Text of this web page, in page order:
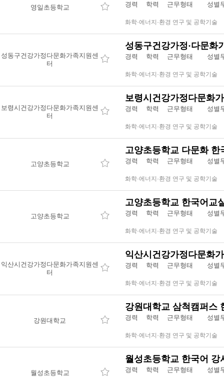
영일초등학교 경력 학력 근무형태 성별
화학·에너지·환경 연구 및 공학기술
성동구건강가정다문화가족지원센
터
성동구건강가정·다문
경력 학력 근무형태 성별
화학·에너지·환경 연구 및 공학기술
보령시건강가정다문화가족지원센
터
보령시건강가정다문화
경력 학력 근무형태 성별
화학·에너지·환경 연구 및 공학기술
고양초등학교
고양초등학교 다문화
경력 학력 근무형태 성별
화학·에너지·환경 연구 및 공학기술
고양초등학교
고양초등학교 한국어교
경력 학력 근무형태 성별
화학·에너지·환경 연구 및 공학기술
익산시건강가정다문화가족지원센
터
익산시건강가정다문화
경력 학력 근무형태 성별
화학·에너지·환경 연구 및 공학기술
강원대학교
강원대학교 삼척캠퍼스
경력 학력 근무형태 성별
화학·에너지·환경 연구 및 공학기술
월성초등학교
월성초등학교 한국어 강
경력 학력 근무형태 성별